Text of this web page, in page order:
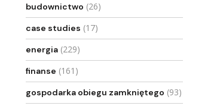
budownictwo (26)
case studies (17)
energia (229)
finanse (161)
gospodarka obiegu zamkniętego (93)